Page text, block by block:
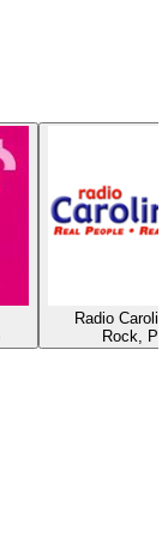
Radio
Rock,